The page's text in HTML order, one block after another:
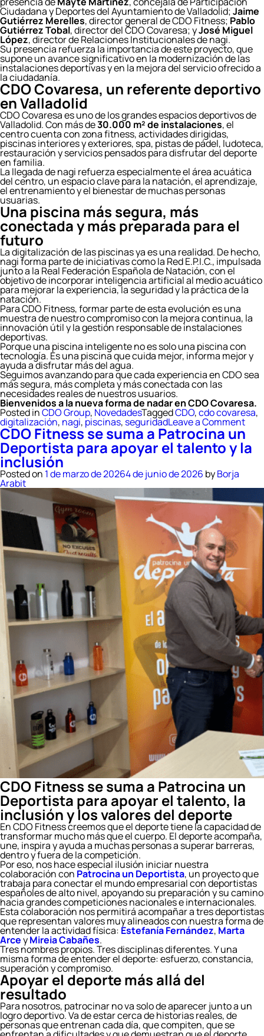
Ciudadana y Deportes del Ayuntamiento de Valladolid;Jaime
Gutiérrez Merelles, director general de CDO Fitness; Pablo
Gutiérrez Tobal, director del CDO Covaresa; yJosé Miguel
López, director de Relaciones Institucionales de nagi.
Su presencia refuerza la importancia de este proyecto, que
supone un avance significativo en la modernización de las
instalaciones deportivas y en la mejora del servicio ofrecido a
la ciudadanía.
CDO Covaresa, un referente deportivo
en Valladolid
CDO Covaresa es uno de los grandes espacios deportivos de
Valladolid. Con más de30.000 m² de instalaciones, el
centro cuenta con zona fitness, actividades dirigidas,
piscinas interiores y exteriores, spa, pistas de pádel, ludoteca,
restauración y servicios pensados para disfrutar del deporte
en familia.
La llegada de nagi refuerza especialmente el área acuática
del centro, un espacio clave para la natación, el aprendizaje,
el entrenamiento y el bienestar de muchas personas
usuarias.
Una piscina más segura, más
conectada y más preparada para el
futuro
La digitalización de las piscinas ya es una realidad. De hecho,
nagi forma parte de iniciativas como la Red E.P.I.C., impulsada
junto a la Real Federación Española de Natación, con el
objetivo de incorporar inteligencia artificial al medio acuático
para mejorar la experiencia, la seguridad y la práctica de la
natación.
Para CDO Fitness, formar parte de esta evolución es una
muestra de nuestro compromiso con la mejora continua, la
innovación útil y la gestión responsable de instalaciones
deportivas.
Porque una piscina inteligente no es solo una piscina con
tecnología. Es una piscina que cuida mejor, informa mejor y
ayuda a disfrutar más del agua.
Seguimos avanzando para que cada experiencia en CDO sea
más segura, más completa y más conectada con las
necesidades reales de nuestros usuarios.
Bienvenidos a la nueva forma de nadar en CDO Covaresa.
Posted inCDO Group, NovedadesTaggedCDO,cdo covaresa,
digitalización, nagi, piscinas, seguridadLeave a Commenton
CDO
nagi
CDO Fitness se suma a Patrocina un
Deportista para apoyar el talento y la
inclusión
Posted on 1 de marzo de 20264 de junio de 2026 byBorja
Arabit
CDO Fitness se suma a Patrocina un
Deportista para apoyar el talento, la
inclusión y los valores del deporte
En CDO Fitness creemos que el deporte tiene la capacidad de
transformar mucho más que el cuerpo. El deporte acompaña,
une, inspira y ayuda a muchas personas a superar barreras,
dentro y fuera de la competición.
Por eso, nos hace especial ilusión iniciar nuestra
colaboración con Patrocina un Deportista, un proyecto que
trabaja para conectar el mundo empresarial con deportistas
españoles de alto nivel, apoyando su preparación y su camino
hacia grandes competiciones nacionales e internacionales.
Esta colaboración nos permitirá acompañar a tres deportistas
que representan valores muy alineados con nuestra forma de
entender la actividad física: Estefanía Fernández, Marta
ArceyMireia Cabañes.
Tres nombres propios. Tres disciplinas diferentes. Y una
misma forma de entender el deporte: esfuerzo, constancia,
superación y compromiso.
Apoyar el deporte más allá del
resultado
Para nosotros, patrocinar no va solo de aparecer junto a un
logro deportivo. Va de estar cerca de historias reales, de
personas que entrenan cada día, que compiten, que se